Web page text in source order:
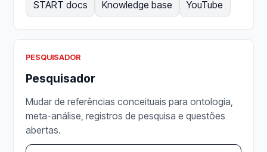
START docs Knowledge base YouTube
PESQUISADOR
Pesquisador
Mudar de referências conceituais para ontologia,
meta-análise, registros de pesquisa e questões
abertas.